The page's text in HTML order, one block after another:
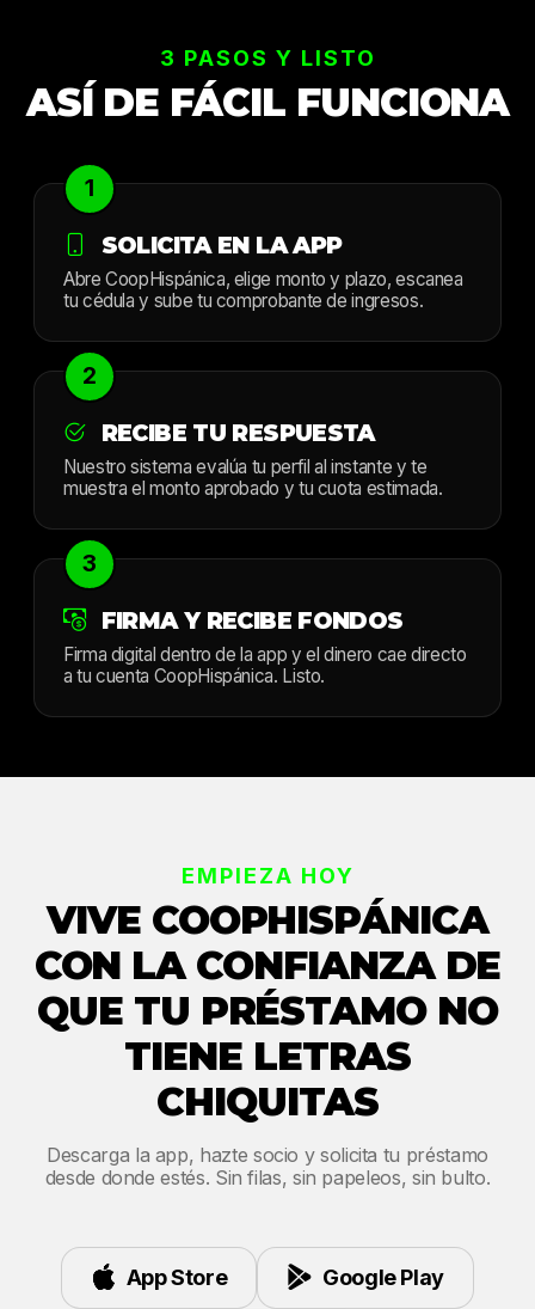
3 PASOS Y LISTO
ASÍ DE FÁCIL FUNCIONA
1
SOLICITA EN LA APP
Abre CoopHispánica, elige monto y plazo, escanea
tu cédula y sube tu comprobante de ingresos.
2
RECIBE TU RESPUESTA
Nuestro sistema evalúa tu perfil al instante y te
muestra el monto aprobado y tu cuota estimada.
3
FIRMA Y RECIBE FONDOS
Firma digital dentro de la app y el dinero cae directo
a tu cuenta CoopHispánica. Listo.
EMPIEZA HOY
VIVE COOPHISPÁNICA
CON LA CONFIANZA DE
QUE TU PRÉSTAMO NO
TIENE LETRAS
CHIQUITAS
Descarga la app, hazte socio y solicita tu préstamo
desde donde estés. Sin filas, sin papeleos, sin bulto.
App Store Google Play